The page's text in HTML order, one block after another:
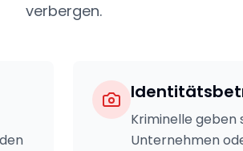
verbergen.
Kriminelle geben
Unternehmen